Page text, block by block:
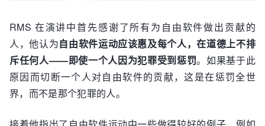
RMS 在演讲中首先感谢了所有为自由软件做出贡献的
人，他认为自由软件运动应该惠及每个人，在道德上不排
斥任何人——即使一个人因为犯罪受到惩罚。如果基于此
原因而切断一个人对自由软件的贡献，这是在惩罚全世
界，而不是那个犯罪的人。